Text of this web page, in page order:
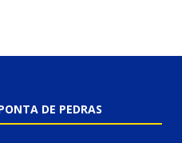
DE PEDRAS